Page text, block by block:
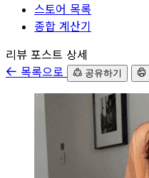
스토어 목록
종합 계산기
본문으로 바로가기
리뷰 포스트 상세
목록으로
공유하기